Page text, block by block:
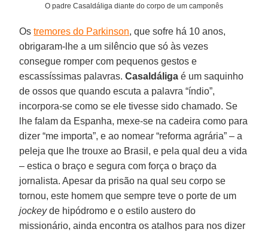
O padre Casaldáliga diante do corpo de um camponês
Ostremores do Parkinson, que sofre há 10 anos,
obrigaram-lhe a um silêncio que só às vezes
consegue romper com pequenos gestos e
escassíssimas palavras.Casaldáliga é um saquinho
de ossos que quando escuta a palavra “índio”,
incorpora-se como se ele tivesse sido chamado. Se
lhe falam da Espanha, mexe-se na cadeira como para
dizer “me importa”, e ao nomear “reforma agrária” – a
peleja que lhe trouxe ao Brasil, e pela qual deu a vida
– estica o braço e segura com força o braço da
jornalista. Apesar da prisão na qual seu corpo se
tornou, este homem que sempre teve o porte de um
jockeyde hipódromo e o estilo austero do
missionário, ainda encontra os atalhos para nos dizer